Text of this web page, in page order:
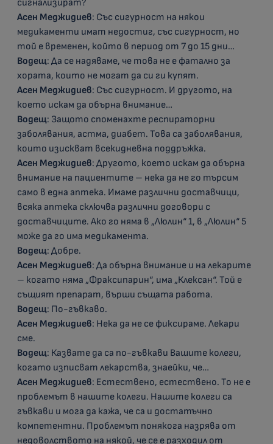
сигнализират?
Асен Меджидиев: Със сигурност на някои
медикаменти имат недостиг, със сигурност, но
той е временен, който в период от 7 до 15 дни…
Водещ: Да се надяваме, че това не е фатално за
хората, които не могат да си ги купят.
Асен Меджидиев: Със сигурност. И другото, на
което искам да обърна внимание…
Водещ: Защото споменахте респираторни
заболявания, астма, диабет. Това са заболявания,
които изискват всекидневна поддръжка.
Асен Меджидиев: Другото, което искам да обърна
внимание на пациентите – нека да не го търсим
само в една аптека. Имаме различни доставчици,
всяка аптека сключва различни договори с
доставчиците. Ако го няма в „Люлин“ 1, в „Люлин“ 5
може да го има медикамента.
Водещ: Добре.
Асен Меджидиев: Да обърна внимание и на лекарите
– когато няма „Фраксипарин“, има „Клексан“. Той е
същият препарат, върши същата работа.
Водещ: По-гъвкаво.
Асен Меджидиев: Нека да не се фиксираме. Лекари
сме.
Водещ: Казвате да са по-гъвкави Вашите колеги,
когато изписват лекарства, знаейки, че…
Асен Меджидиев: Естествено, естествено. То не е
проблемът в нашите колеги. Нашите колеги са
гъвкави и мога да кажа, че са и достатъчно
компетентни. Проблемът понякога назрява от
недоволството на някой, че се е разходил от